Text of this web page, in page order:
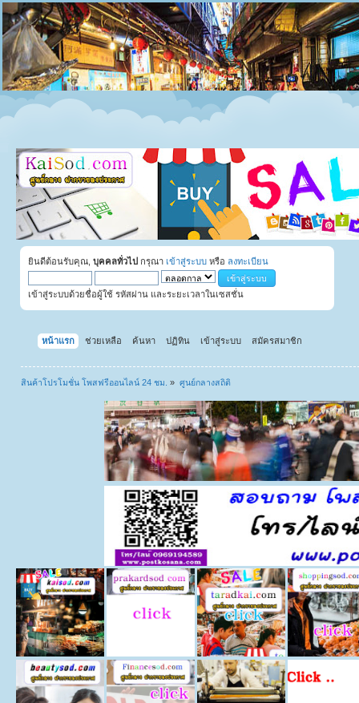
ยินดีต้อนรับคุณ, บุคคลทั่วไป กรุณา เข้าสู่ระบบ หรือ ลงทะเบียน
เข้าสู่ระบบด้วยชื่อผู้ใช้ รหัสผ่าน และระยะเวลาในเซสชั่น
หน้าแรก ช่วยเหลือ ค้นหา ปฏิทิน เข้าสู่ระบบ สมัครสมาชิก
สินค้าโปรโมชั่น โพสฟรีออนไลน์ 24 ชม. » ศูนย์กลางสถิติ